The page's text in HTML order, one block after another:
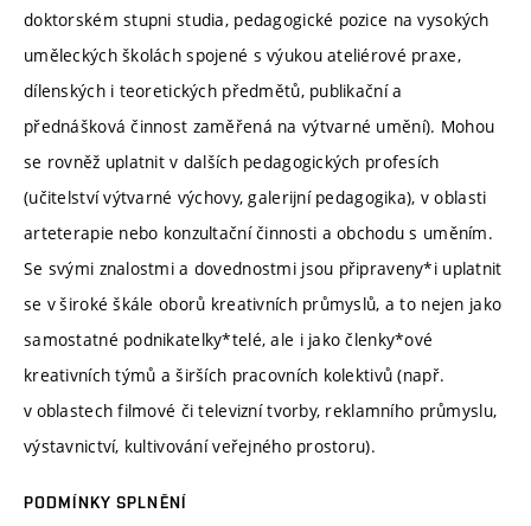
doktorském stupni studia, pedagogické pozice na vysokých
uměleckých školách spojené s výukou ateliérové praxe,
dílenských i teoretických předmětů, publikační a
přednášková činnost zaměřená na výtvarné umění). Mohou
se rovněž uplatnit v dalších pedagogických profesích
(učitelství výtvarné výchovy, galerijní pedagogika), v oblasti
arteterapie nebo konzultační činnosti a obchodu s uměním.
Se svými znalostmi a dovednostmi jsou připraveny*i uplatnit
se v široké škále oborů kreativních průmyslů, a to nejen jako
samostatné podnikatelky*telé, ale i jako členky*ové
kreativních týmů a širších pracovních kolektivů (např.
v oblastech filmové či televizní tvorby, reklamního průmyslu,
výstavnictví, kultivování veřejného prostoru).
PODMÍNKY SPLNĚNÍ